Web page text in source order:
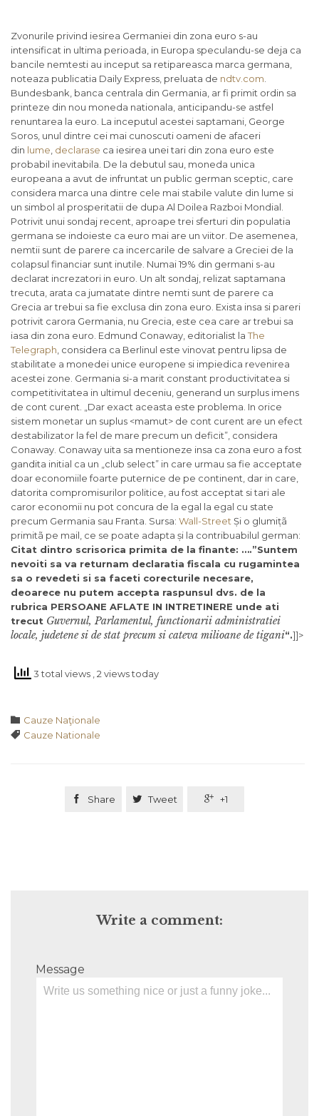
Zvonurile privind iesirea Germaniei din zona euro s-au
intensificat in ultima perioada, in Europa speculandu-se deja ca
bancile nemtesti au inceput sa retipareasca marca germana,
noteaza publicatia Daily Express, preluata de ndtv.com
Bundesbank, banca centrala din Germania, ar fi primit ordin sa
printeze din nou moneda nationala, anticipandu-se astfel
renuntarea la euro. La inceputul acestei saptamani, George
Soros, unul dintre cei mai cunoscuti oameni de afaceri
din lume declarase ca iesirea unei tari din zona euro este
probabil inevitabila. De la debutul sau, moneda unica
europeana a avut de infruntat un public german sceptic, care
considera marca una dintre cele mai stabile valute din lume si
un simbol al prosperitatii de dupa Al Doilea Razboi Mondial.
Potrivit unui sondaj recent, aproape trei sferturi din populatia
germana se indoieste ca euro mai are un viitor. De asemenea,
nemtii sunt de parere ca incercarile de salvare a Greciei de la
colapsul financiar sunt inutile. Numai 19% din germani s-au
declarat increzatori in euro. Un alt sondaj, relizat saptamana
trecuta, arata ca jumatate dintre nemti sunt de parere ca
Grecia ar trebui sa fie exclusa din zona euro. Exista insa si pareri
potrivit carora Germania, nu Grecia, este cea care ar trebui sa
iasa din zona euro. Edmund Conaway, editorialist laThe
Telegraph , considera ca Berlinul este vinovat pentru lipsa de
stabilitate a monedei unice europene si impiedica revenirea
acestei zone. Germania si-a marit constant productivitatea si
competitivitatea in ultimul deceniu, generand un surplus imens
de cont curent. „Dar exact aceasta este problema. In orice
sistem monetar un suplus <mamut> de cont curent are un efect
destabilizator la fel de mare precum un deficit”, considera
Conaway. Conaway uita sa mentioneze insa ca zona euro a fost
gandita initial ca un „club select” in care urmau sa fie acceptate
doar economiile foarte puternice de pe continent, dar in care,
datorita compromisurilor politice, au fost acceptat si tari ale
caror economii nu pot concura de la egal la egal cu state
precum Germania sau Franta. Sursa: Wall-Street Și o glumițã
primitã pe mail, ce se poate adapta și la contribuabilul german:
Citat dintro scrisorica primita de la finante: ….”Suntem
nevoiti sa va returnam declaratia fiscala cu rugamintea
sa o revedeti si sa faceti corecturile necesare,
deoarece nu putem accepta raspunsul dvs. de la
rubrica PERSOANE AFLATE IN INTRETINERE unde ati
trecut Guvernul, Parlamentul, functionarii administratiei
locale, judetene si de stat precum si cateva milioane de tigani“.]]>
3 total views , 2 views today
 Category
Cauze Naţionale
 Tags
Cauze Nationale
 Share  Tweet  +1
Write a comment:
Message